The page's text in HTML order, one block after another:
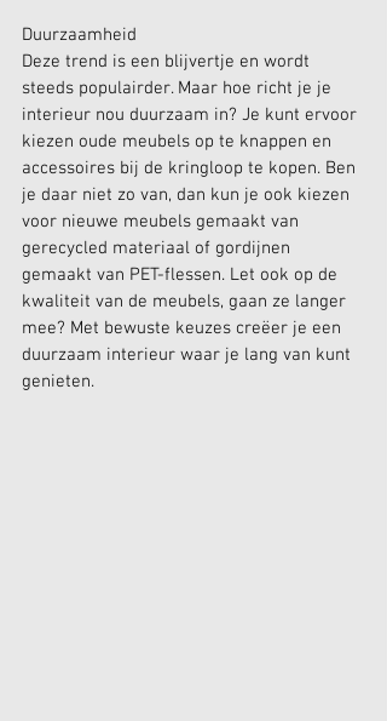
Duurzaamheid
Deze trend is een blijvertje en wordt
steeds populairder. Maar hoe richt je je
interieur nou duurzaam in? Je kunt ervoor
kiezen oude meubels op te knappen en
accessoires bij de kringloop te kopen. Ben
je daar niet zo van, dan kun je ook kiezen
voor nieuwe meubels gemaakt van
gerecycled materiaal of gordijnen
gemaakt van PET-flessen. Let ook op de
kwaliteit van de meubels, gaan ze langer
mee? Met bewuste keuzes creëer je een
duurzaam interieur waar je lang van kunt
genieten.